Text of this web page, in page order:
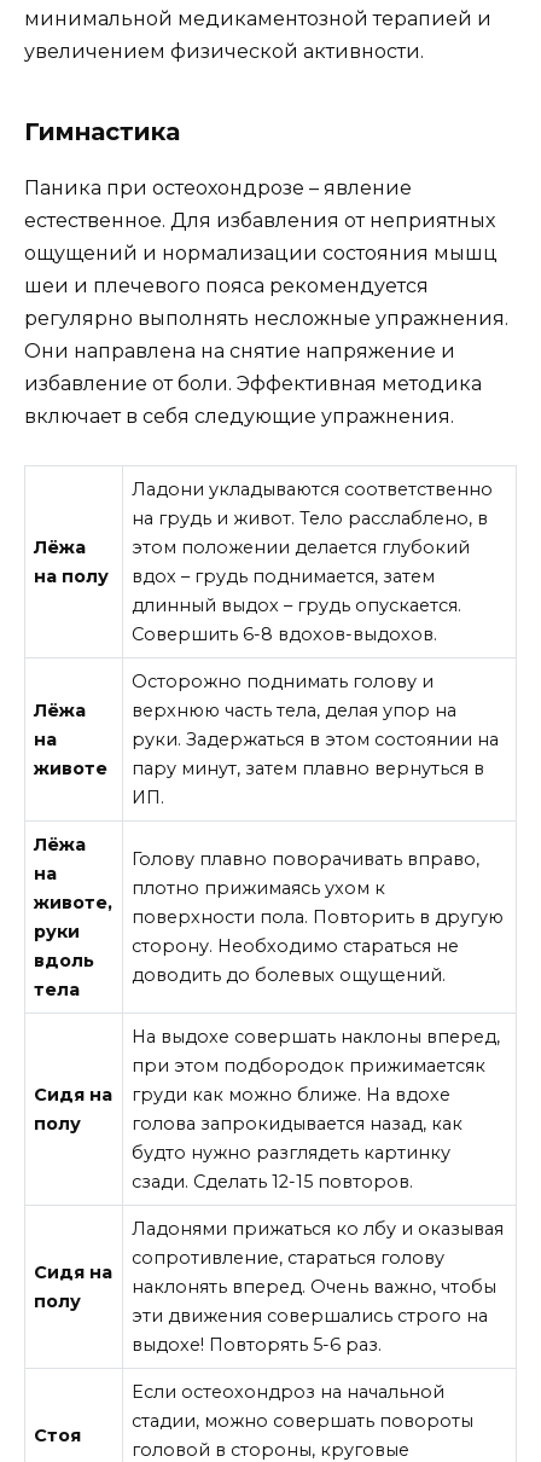
минимальной медикаментозной терапией и
увеличением физической активности.
Гимнастика
Паника при остеохондрозе – явление
естественное. Для избавления от неприятных
ощущений и нормализации состояния мышц
шеи и плечевого пояса рекомендуется
регулярно выполнять несложные упражнения.
Они направлена на снятие напряжение и
избавление от боли. Эффективная методика
включает в себя следующие упражнения.
Лёжа
на полу
Ладони укладываются соответственно
на грудь и живот. Тело расслаблено, в
этом положении делается глубокий
вдох – грудь поднимается, затем
длинный выдох – грудь опускается.
Совершить 6-8 вдохов-выдохов.
Лёжа
на
животе
Осторожно поднимать голову и
верхнюю часть тела, делая упор на
руки. Задержаться в этом состоянии на
пару минут, затем плавно вернуться в
ИП.
Лёжа
на
животе,
руки
вдоль
тела
Голову плавно поворачивать вправо,
плотно прижимаясь ухом к
поверхности пола. Повторить в другую
сторону. Необходимо стараться не
доводить до болевых ощущений.
Сидя на
полу
На выдохе совершать наклоны вперед,
при этом подбородок прижимаетсяк
груди как можно ближе. На вдохе
голова запрокидывается назад, как
будто нужно разглядеть картинку
сзади. Сделать 12-15 повторов.
Сидя на
полу
Ладонями прижаться ко лбу и оказывая
сопротивление, стараться голову
наклонять вперед. Очень важно, чтобы
эти движения совершались строго на
выдохе! Повторять 5-6 раз.
Стоя
Если остеохондроз на начальной
стадии, можно совершать повороты
головой в стороны, круговые